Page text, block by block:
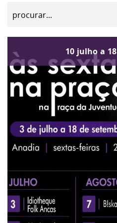
10 julho a 18